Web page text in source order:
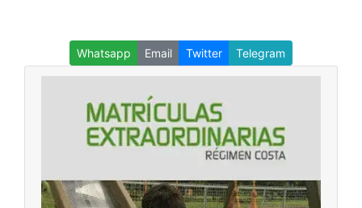
Whatsapp Email Twitter Telegram